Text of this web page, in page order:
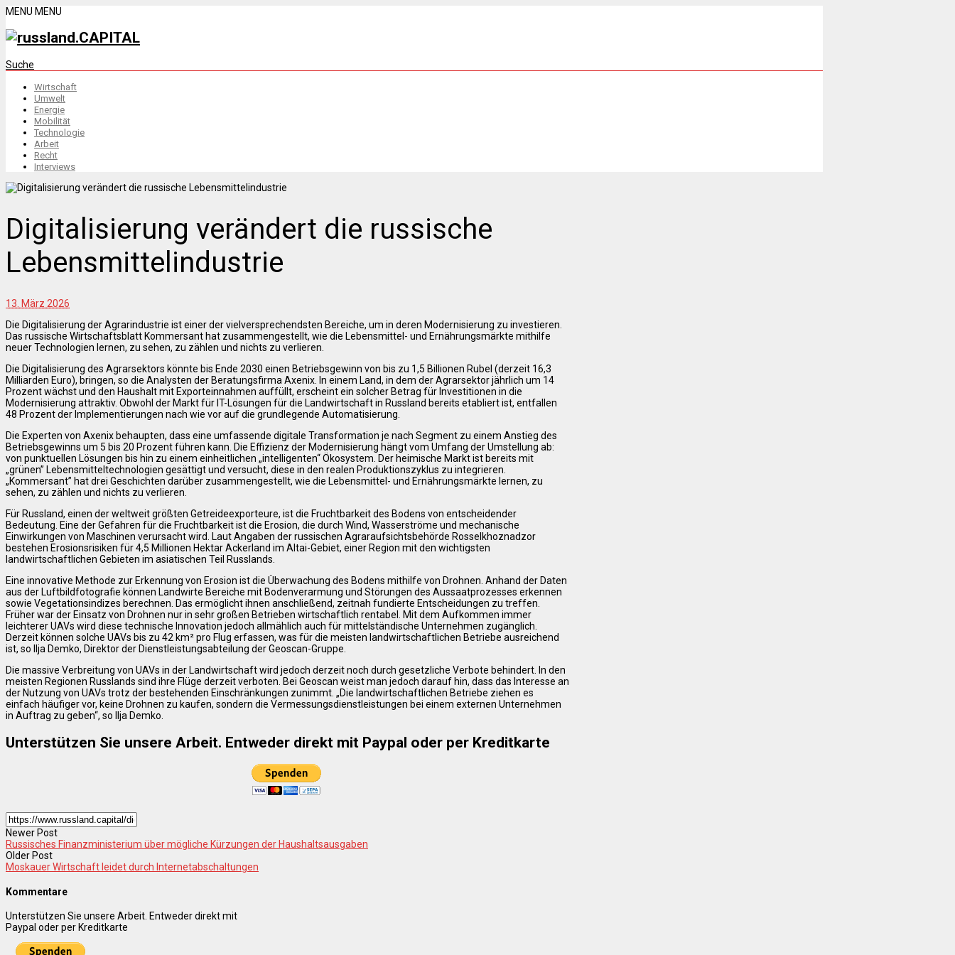
MENU MENU
Suche
Wirtschaft
Umwelt
Energie
Mobilität
Technologie
Arbeit
Recht
Interviews
Digitalisierung verändert die russische
Lebensmittelindustrie
13. März 2026
Die Digitalisierung der Agrarindustrie ist einer der vielversprechendsten Bereiche, um in deren Modernisierung zu investieren.
Das russische Wirtschaftsblatt Kommersant hat zusammengestellt, wie die Lebensmittel- und Ernährungsmärkte mithilfe
neuer Technologien lernen, zu sehen, zu zählen und nichts zu verlieren.
Die Digitalisierung des Agrarsektors könnte bis Ende 2030 einen Betriebsgewinn von bis zu 1,5 Billionen Rubel (derzeit 16,3
Milliarden Euro), bringen, so die Analysten der Beratungsfirma Axenix. In einem Land, in dem der Agrarsektor jährlich um 14
Prozent wächst und den Haushalt mit Exporteinnahmen auffüllt, erscheint ein solcher Betrag für Investitionen in die
Modernisierung attraktiv. Obwohl der Markt für IT-Lösungen für die Landwirtschaft in Russland bereits etabliert ist, entfallen
48 Prozent der Implementierungen nach wie vor auf die grundlegende Automatisierung.
Die Experten von Axenix behaupten, dass eine umfassende digitale Transformation je nach Segment zu einem Anstieg des
Betriebsgewinns um 5 bis 20 Prozent führen kann. Die Effizienz der Modernisierung hängt vom Umfang der Umstellung ab:
von punktuellen Lösungen bis hin zu einem einheitlichen „intelligenten“ Ökosystem. Der heimische Markt ist bereits mit
„grünen” Lebensmitteltechnologien gesättigt und versucht, diese in den realen Produktionszyklus zu integrieren.
„Kommersant” hat drei Geschichten darüber zusammengestellt, wie die Lebensmittel- und Ernährungsmärkte lernen, zu
sehen, zu zählen und nichts zu verlieren.
Für Russland, einen der weltweit größten Getreideexporteure, ist die Fruchtbarkeit des Bodens von entscheidender
Bedeutung. Eine der Gefahren für die Fruchtbarkeit ist die Erosion, die durch Wind, Wasserströme und mechanische
Einwirkungen von Maschinen verursacht wird. Laut Angaben der russischen Agraraufsichtsbehörde Rosselkhoznadzor
bestehen Erosionsrisiken für 4,5 Millionen Hektar Ackerland im Altai-Gebiet, einer Region mit den wichtigsten
landwirtschaftlichen Gebieten im asiatischen Teil Russlands.
Eine innovative Methode zur Erkennung von Erosion ist die Überwachung des Bodens mithilfe von Drohnen. Anhand der Daten
aus der Luftbildfotografie können Landwirte Bereiche mit Bodenverarmung und Störungen des Aussaatprozesses erkennen
sowie Vegetationsindizes berechnen. Das ermöglicht ihnen anschließend, zeitnah fundierte Entscheidungen zu treffen.
Früher war der Einsatz von Drohnen nur in sehr großen Betrieben wirtschaftlich rentabel. Mit dem Aufkommen immer
leichterer UAVs wird diese technische Innovation jedoch allmählich auch für mittelständische Unternehmen zugänglich.
Derzeit können solche UAVs bis zu 42 km² pro Flug erfassen, was für die meisten landwirtschaftlichen Betriebe ausreichend
ist, so Ilja Demko, Direktor der Dienstleistungsabteilung der Geoscan-Gruppe.
Die massive Verbreitung von UAVs in der Landwirtschaft wird jedoch derzeit noch durch gesetzliche Verbote behindert. In den
meisten Regionen Russlands sind ihre Flüge derzeit verboten. Bei Geoscan weist man jedoch darauf hin, dass das Interesse an
der Nutzung von UAVs trotz der bestehenden Einschränkungen zunimmt. „Die landwirtschaftlichen Betriebe ziehen es
einfach häufiger vor, keine Drohnen zu kaufen, sondern die Vermessungsdienstleistungen bei einem externen Unternehmen
in Auftrag zu geben“, so Ilja Demko.
Unterstützen Sie unsere Arbeit. Entweder direkt mit Paypal oder per Kreditkarte
Newer Post
Russisches Finanzministerium über mögliche Kürzungen der Haushaltsausgaben
Older Post
Moskauer Wirtschaft leidet durch Internetabschaltungen
Kommentare
Unterstützen Sie unsere Arbeit. Entweder direkt mit
Paypal oder per Kreditkarte